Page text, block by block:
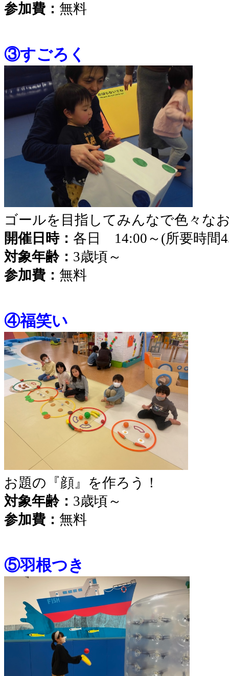
参加費： 無料
③すごろく
ゴールを目指してみんなで色々な
開催日時： 各日 14:00～(所要時間
対象年齢： 3歳頃～
参加費： 無料
④福笑い
お題の『顔』を作ろう！
対象年齢： 3歳頃～
参加費： 無料
⑤羽根つき